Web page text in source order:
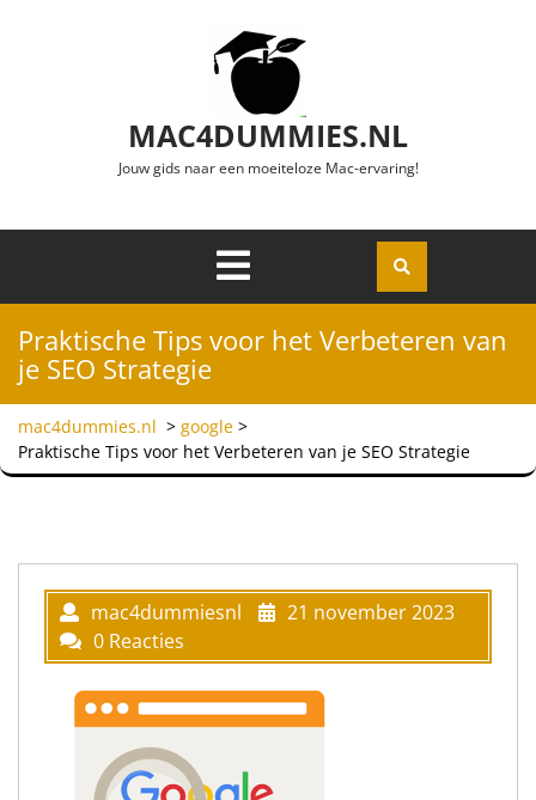
MAC4DUMMIES.NL
Jouw gids naar een moeiteloze Mac-ervaring!
Openen
Praktische Tips voor het Verbeteren van
je SEO Strategie
mac4dummies.nl > google >
Praktische Tips voor het Verbeteren van je SEO Strategie
mac4dummiesnl
21 november 2023
0 Reacties